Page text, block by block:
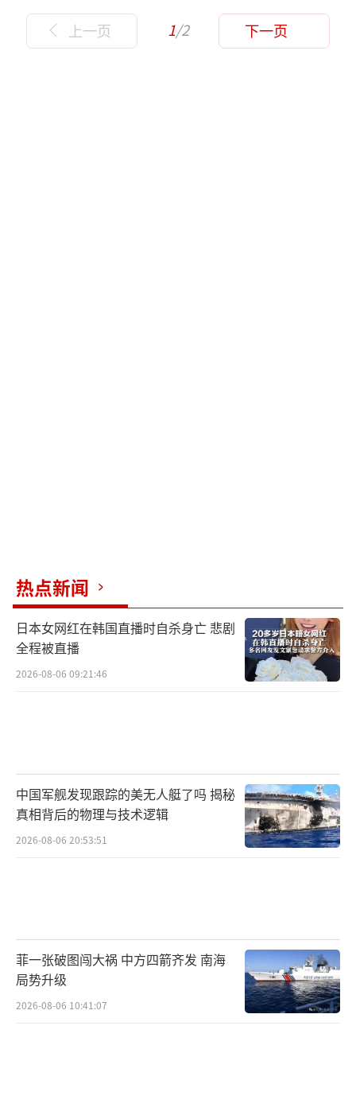
上一页 1/2 下一页
热点新闻
日本女网红在韩国直播时自杀身亡 悲剧
全程被直播
2026-08-06 09:21:46
中国军舰发现跟踪的美无人艇了吗 揭秘
真相背后的物理与技术逻辑
2026-08-06 20:53:51
菲一张破图闯大祸 中方四箭齐发 南海
局势升级
2026-08-06 10:41:07